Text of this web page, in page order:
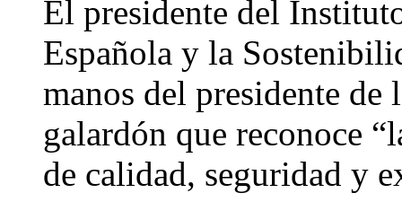
El presidente del
Española y la
manos del presidente de
galardón que reconoce
de calidad, seguridad y